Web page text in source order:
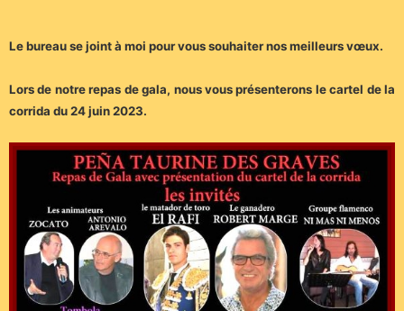
Le bureau se joint à moi pour vous souhaiter nos meilleurs vœux.
Lors de notre repas de gala, nous vous présenterons le cartel de la
corrida du 24 juin 2023.